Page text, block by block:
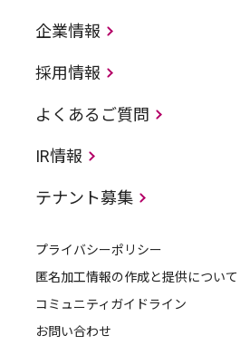
企業情報
採用情報
よくあるご質問
IR情報
テナント募集
プライバシーポリシー
匿名加工情報の作成と提供について
コミュニティガイドライン
お問い合わせ